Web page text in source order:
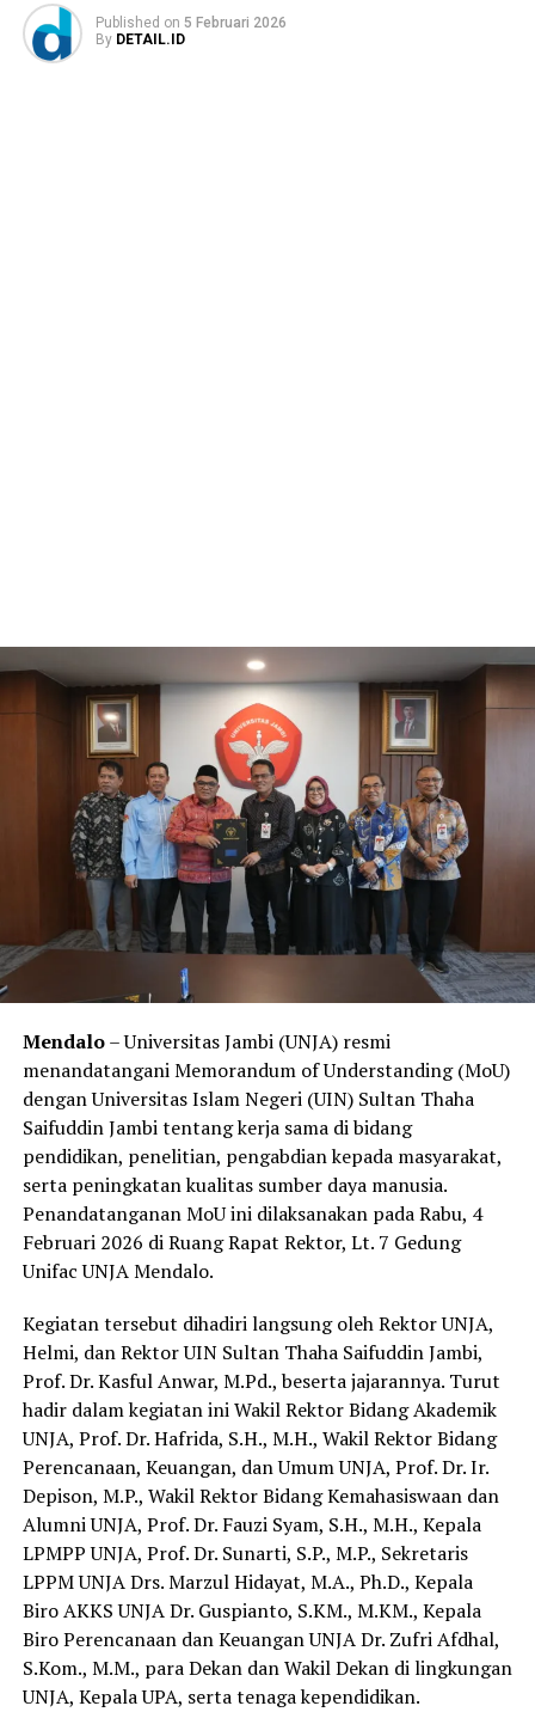
Published on 5 Februari 2026
By DETAIL.ID
Mendalo– Universitas Jambi (UNJA) resmi
menandatangani Memorandum of Understanding (MoU)
dengan Universitas Islam Negeri (UIN) Sultan Thaha
Saifuddin Jambi tentang kerja sama di bidang
pendidikan, penelitian, pengabdian kepada masyarakat,
serta peningkatan kualitas sumber daya manusia.
Penandatanganan MoU ini dilaksanakan pada Rabu, 4
Februari 2026 di Ruang Rapat Rektor, Lt. 7 Gedung
Unifac UNJA Mendalo.
Kegiatan tersebut dihadiri langsung oleh Rektor UNJA,
Helmi, dan Rektor UIN Sultan Thaha Saifuddin Jambi,
Prof. Dr. Kasful Anwar, M.Pd., beserta jajarannya. Turut
hadir dalam kegiatan ini Wakil Rektor Bidang Akademik
UNJA, Prof. Dr. Hafrida, S.H., M.H., Wakil Rektor Bidang
Perencanaan, Keuangan, dan Umum UNJA, Prof. Dr. Ir.
Depison, M.P., Wakil Rektor Bidang Kemahasiswaan dan
Alumni UNJA, Prof. Dr. Fauzi Syam, S.H., M.H., Kepala
LPMPP UNJA, Prof. Dr. Sunarti, S.P., M.P., Sekretaris
LPPM UNJA Drs. Marzul Hidayat, M.A., Ph.D., Kepala
Biro AKKS UNJA Dr. Guspianto, S.KM., M.KM., Kepala
Biro Perencanaan dan Keuangan UNJA Dr. Zufri Afdhal,
S.Kom., M.M., para Dekan dan Wakil Dekan di lingkungan
UNJA, Kepala UPA, serta tenaga kependidikan.